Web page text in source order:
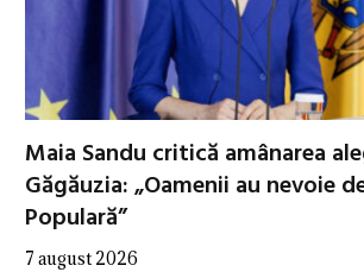
Maia Sandu critică amânarea
Găgăuzia: „Oamenii au nevoie
Populară”
7 august 2026